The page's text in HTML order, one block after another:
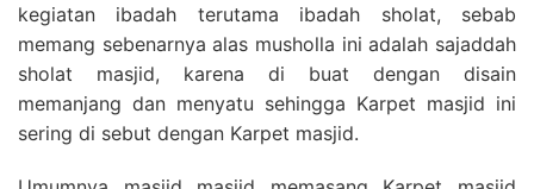
kegiatan ibadah terutama ibadah sholat, sebab
memang sebenarnya alas musholla ini adalah sajaddah
sholat masjid, karena di buat dengan disain
memanjang dan menyatu sehingga Karpet masjid ini
sering di sebut dengan Karpet masjid.